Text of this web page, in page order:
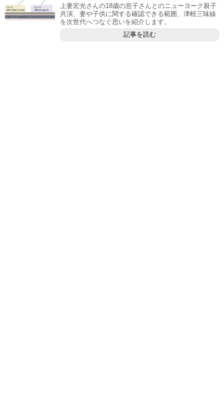
上妻宏光さんの18歳の息子さんとのニューヨーク親子
共演、妻や子供に関する確認できる範囲、津軽三味線
を次世代へつなぐ思いを紹介します。
記事を読む